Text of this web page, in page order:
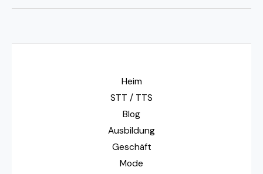
Heim
STT / TTS
Blog
Ausbildung
Geschäft
Mode